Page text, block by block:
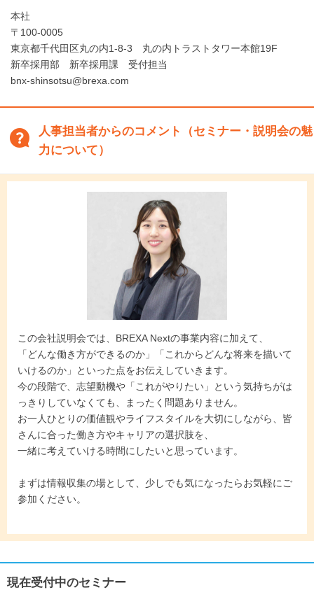
本社
〒100-0005
東京都千代田区丸の内1-8-3 丸の内トラストタワー本館19F
新卒採用部 新卒採用課 受付担当
bnx-shinsotsu@brexa.com
人事担当者からのコメント（セミナー・説明会の魅
力について）
この会社説明会では、BREXA Nextの事業内容に加えて、
「どんな働き方ができるのか」「これからどんな将来を描いて
いけるのか」といった点をお伝えしていきます。
今の段階で、志望動機や「これがやりたい」という気持ちがは
っきりしていなくても、まったく問題ありません。
お一人ひとりの価値観やライフスタイルを大切にしながら、皆
さんに合った働き方やキャリアの選択肢を、
一緒に考えていける時間にしたいと思っています。
まずは情報収集の場として、少しでも気になったらお気軽にご
参加ください。
現在受付中のセミナー